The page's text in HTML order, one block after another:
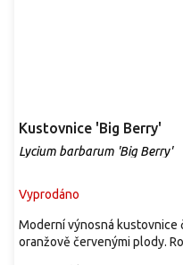
Kustovnice 'Big Berry'
Lycium barbarum 'Big Berry'
Vyprodáno
Moderní výnosná kustovnice
oranžově červenými plody.